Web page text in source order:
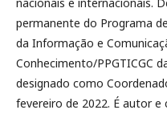
permanente do Programa
da Informação e
Conhecimento/PPGTICGC
designado como
fevereiro de 2022. É autor